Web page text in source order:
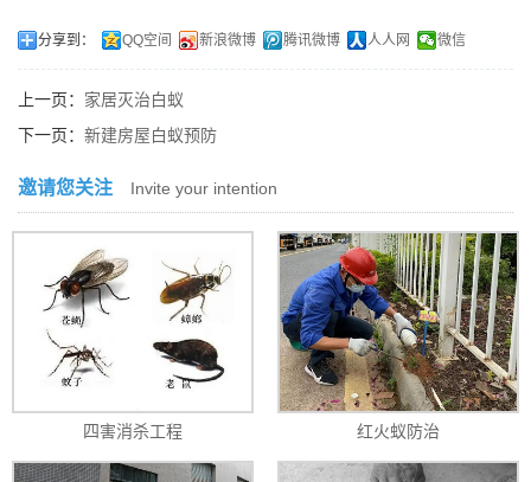
分享到： QQ空间 新浪微博 腾讯微博 人人网 微信
上一页： 家居灭治白蚁
下一页： 新建房屋白蚁预防
邀请您关注 Invite your intention
四害消杀工程 红火蚁防治